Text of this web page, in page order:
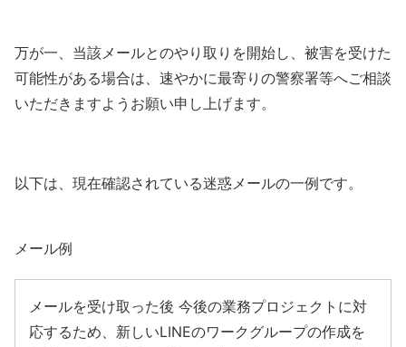
万が一、当該メールとのやり取りを開始し、被害を受けた
可能性がある場合は、速やかに最寄りの警察署等へご相談
いただきますようお願い申し上げます。
以下は、現在確認されている迷惑メールの一例です。
メール例
メールを受け取った後 今後の業務プロジェクトに対
応するため、新しいLINEのワークグループの作成を